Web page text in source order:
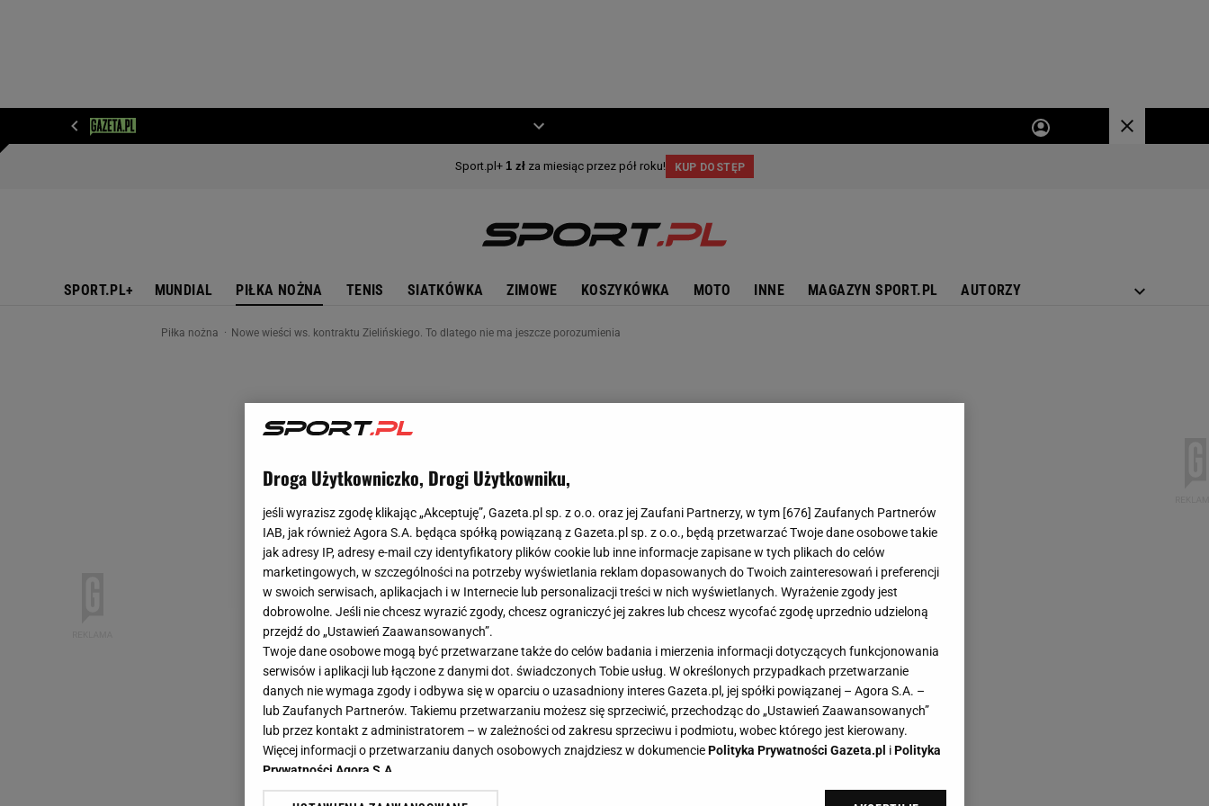
SPORT.PL+ MUNDIAL PIŁKA NOŻNA TENIS SIATKÓWKA ZIMOWE KOSZYKÓWKA MOTO INNE MAGAZYN SPORT.PL AUTORZY
Piłka nożna Nowe wieści ws. kontraktu Zielińskiego. To dlatego nie ma jeszcze porozumienia
Droga Użytkowniczko, Drogi Użytkowniku,
jeśli wyrazisz zgodę klikając „Akceptuję”, Gazeta.pl sp. z o.o. oraz jej Zaufani Partnerzy, w tym [676] Zaufanych Partnerów
IAB, jak również Agora S.A. będąca spółką powiązaną z Gazeta.pl sp. z o.o., będą przetwarzać Twoje dane osobowe takie
jak adresy IP, adresy e-mail czy identyfikatory plików cookie lub inne informacje zapisane w tych plikach do celów
marketingowych, w szczególności na potrzeby wyświetlania reklam dopasowanych do Twoich zainteresowań i preferencji
w swoich serwisach, aplikacjach i w Internecie lub personalizacji treści w nich wyświetlanych. Wyrażenie zgody jest
dobrowolne. Jeśli nie chcesz wyrazić zgody, chcesz ograniczyć jej zakres lub chcesz wycofać zgodę uprzednio udzieloną
przejdź do „Ustawień Zaawansowanych”.
Twoje dane osobowe mogą być przetwarzane także do celów badania i mierzenia informacji dotyczących funkcjonowania
serwisów i aplikacji lub łączone z danymi dot. świadczonych Tobie usług. W określonych przypadkach przetwarzanie
danych nie wymaga zgody i odbywa się w oparciu o uzasadniony interes Gazeta.pl, jej spółki powiązanej – Agora S.A. –
lub Zaufanych Partnerów. Takiemu przetwarzaniu możesz się sprzeciwić, przechodząc do „Ustawień Zaawansowanych”
lub przez kontakt z administratorem – w zależności od zakresu sprzeciwu i podmiotu, wobec którego jest kierowany.
Więcej informacji o przetwarzaniu danych osobowych znajdziesz w dokumenciePolityka Prywatności Gazeta.pl iPolityka
Prywatności Agora S.A.